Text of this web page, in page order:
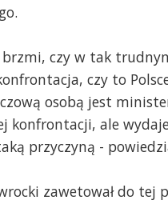
czy w tak
czy to
osobą jest
konfrontacji, ale
przyczyną -
zawetował do tej